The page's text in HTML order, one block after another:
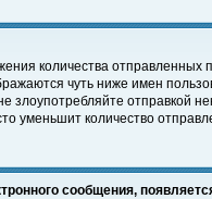
количества
чуть ниже имен
злоупотребляйте
уменьшит количество
сообщения,